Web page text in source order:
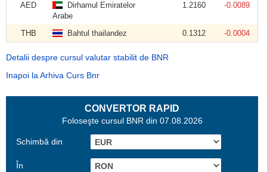
AED
Dirhamul Emiratelor
Arabe
1.2160 -0.0089
THB Bahtul thailandez 0.1312 -0.0004
Detalii despre cursul valutar stabilit de BNR
Inapoi la Arhiva Curs Bnr
CONVERTOR RAPID
Foloseşte cursul BNR din 07.08.2026
Schimbă din
În